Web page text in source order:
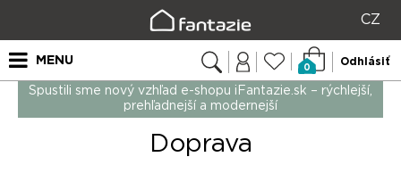
CZ
MENU
0
Odhlásiť
Spustili sme nový vzhľad e-shopu iFantazie.sk – rýchlejší,
prehľadnejší a modernejší
Doprava